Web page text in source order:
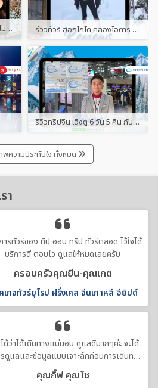
❄️ ฮอกไกโด หิมะฉ่ำใจ เที่ยวฟินไม่จกตา ⛄ ขอบคุณผู้โดยสารน่ารักทุกท่านที่ไว้ใจเดินทางกับ Tip on Trip Tour นะคะ บินจริง รีวิวจริง ไม่ปิดคอมเมนต์ ไม่ลบโพสต์ ✈️ ใครเคยไปกับเรา มาแชร์โมเมนต์ความฟินกันได้น้า~ #รีวิวทิปออนทริปทัวร์ รีวิวทัวร์ ฮอกไกโด คลองโอตารุ อาซาฮิกาว่า 6 วัน 4 คืน
รีวิวทริปจีน เฉิงตู 6 วัน 5 คืน กับ “ทิป ออน ทริป ทัวร์”
ความประทับใจ ทั้งหมด
า
ารทัวร์ของ ทิป ออน ทริป ทัวร์ตลอด ไว้ใจได้
บริการดี ตอบไว ดูแลให้หมดเลยครับ
ครอบครัวคุณยีน-คุณเกต
เกจทัวร์ยุโรป ฝรั่งเศส จีนเกาหลี อียิปต์
ได้ว่าได้เดินทางแน่นอน ดูแลดีมากๆค่ะ จะได้
ดูแลและข้อมูลแบบเจาะลึกก่อนการเดินทาง
ทำให้คอสตูมสวยทุกที่ค่ะ
คุณกิ๊ฟ คุณโช